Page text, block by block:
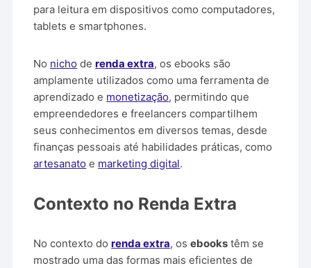
para leitura em dispositivos como computadores,
tablets e smartphones.
No nicho derenda extra, os ebooks são
amplamente utilizados como uma ferramenta de
aprendizado e monetização, permitindo que
empreendedores e freelancers compartilhem
seus conhecimentos em diversos temas, desde
finanças pessoais até habilidades práticas, como
artesanato e marketing digital.
Contexto no Renda Extra
No contexto dorenda extra, osebooks têm se
mostrado uma das formas mais eficientes de